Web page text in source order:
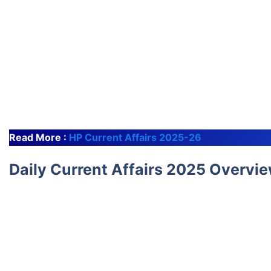
Read More : HP Current Affairs 2025-26
Daily Current Affairs 2025